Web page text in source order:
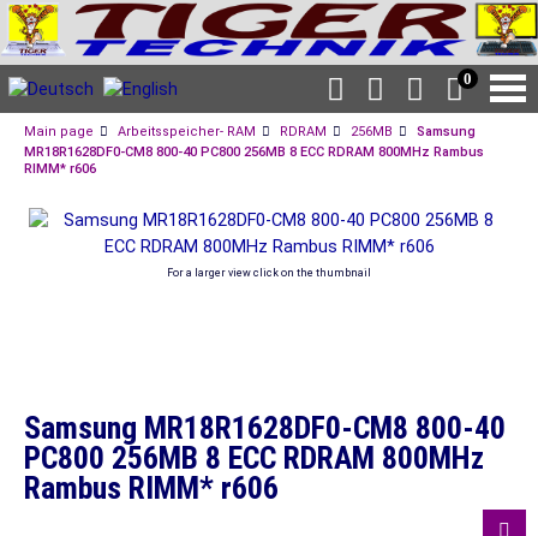
0
Main page Arbeitsspeicher- RAM RDRAM 256MB
Samsung
MR18R1628DF0-CM8 800-40 PC800 256MB 8 ECC RDRAM 800MHz Rambus
RIMM* r606
For a larger view click on the thumbnail
Samsung MR18R1628DF0-CM8 800-40
PC800 256MB 8 ECC RDRAM 800MHz
Rambus RIMM* r606